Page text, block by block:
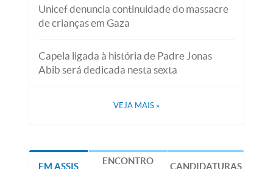
Unicef denuncia continuidade do massacre
de crianças em Gaza
Capela ligada à história de Padre Jonas
Abib será dedicada nesta sexta
VEJA MAIS »
EM ASSIS
ENCONTRO
CANDIDATURAS